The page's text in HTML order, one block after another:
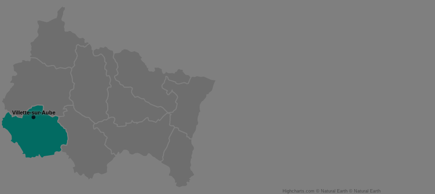
Villette-sur-Aube
Highcharts.com © Natural Earth © Natural Earth